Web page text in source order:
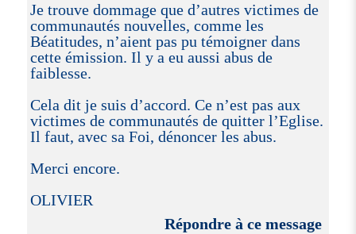
Je trouve dommage que d’autres victimes de
communautés nouvelles, comme les
Béatitudes, n’aient pas pu témoigner dans
cette émission. Il y a eu aussi abus de
faiblesse.
Cela dit je suis d’accord. Ce n’est pas aux
victimes de communautés de quitter l’Eglise.
Il faut, avec sa Foi, dénoncer les abus.
Merci encore.
OLIVIER
Répondre à ce message